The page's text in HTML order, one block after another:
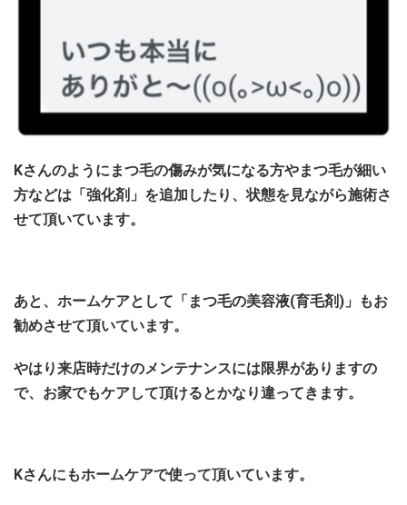
Kさんのようにまつ毛の傷みが気になる方やまつ毛が細い
方などは「強化剤」を追加したり、状態を見ながら施術さ
せて頂いています。
あと、ホームケアとして「まつ毛の美容液(育毛剤)」もお
勧めさせて頂いています。
やはり来店時だけのメンテナンスには限界がありますの
で、お家でもケアして頂けるとかなり違ってきます。
Kさんにもホームケアで使って頂いています。